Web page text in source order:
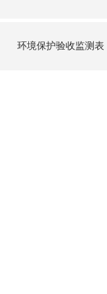
环境保护验收监测表